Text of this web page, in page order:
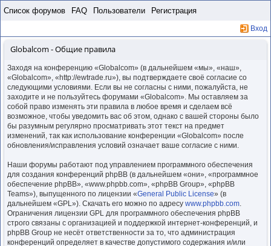
Список форумов FAQ Пользователи Регистрация
Вход
Globalcom - Общие правила
Заходя на конференцию «Globalcom» (в дальнейшем «мы», «наш»,
«Globalcom», «http://ewtrade.ru»), вы подтверждаете своё согласие со
следующими условиями. Если вы не согласны с ними, пожалуйста, не
заходите и не пользуйтесь форумами «Globalcom». Мы оставляем за
собой право изменять эти правила в любое время и сделаем всё
возможное, чтобы уведомить вас об этом, однако с вашей стороны было
бы разумным регулярно просматривать этот текст на предмет
изменений, так как использование конференции «Globalcom» после
обновления/исправления условий означает ваше согласие с ними.
Наши форумы работают под управлением программного обеспечения
для создания конференций phpBB (в дальнейшем «они», «программное
обеспечение phpBB», «www.phpbb.com», «phpBB Group», «phpBB
Teams»), выпущенного по лицензии «General Public License» (в
дальнейшем «GPL»). Скачать его можно по адресу www.phpbb.com.
Ограничения лицензии GPL для программного обеспечения phpBB
строго связаны с организацией и поддержкой интернет-конференций, и
phpBB Group не несёт ответственности за то, что администрация
конференций определяет в качестве допустимого содержания и/или